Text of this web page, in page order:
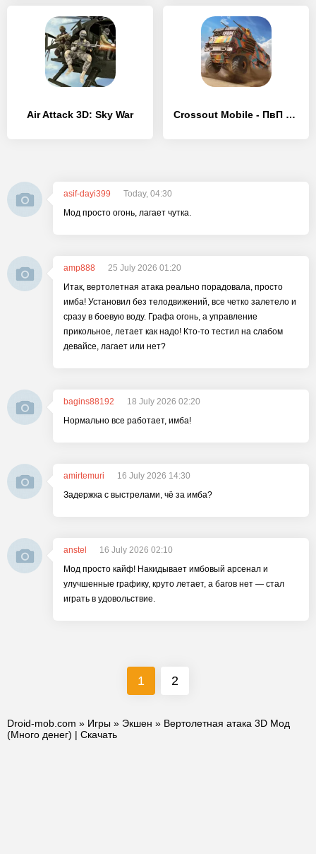
Air Attack 3D: Sky War Crossout Mobile - ПвП экшен
asif-dayi399
Today, 04:30
Мод просто огонь, лагает чутка.
amp888
25 July 2026 01:20
Итак, вертолетная атака реально порадовала, просто
имба! Установил без телодвижений, все четко залетело и
сразу в боевую воду. Графа огонь, а управление
прикольное, летает как надо! Кто-то тестил на слабом
девайсе, лагает или нет?
bagins88192
18 July 2026 02:20
Нормально все работает, имба!
amirtemuri
16 July 2026 14:30
Задержка с выстрелами, чё за имба?
anstel
16 July 2026 02:10
Мод просто кайф! Накидывает имбовый арсенал и
улучшенные графику, круто летает, а багов нет — стал
играть в удовольствие.
1 2
Droid-mob.com » Игры » Экшен » Вертолетная атака 3D Мод
(Много денег) | Скачать